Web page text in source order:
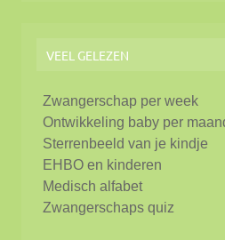
VEEL GELEZEN
Zwangerschap per week
Ontwikkeling baby per
Sterrenbeeld van je kindje
EHBO en kinderen
Medisch alfabet
Zwangerschaps quiz